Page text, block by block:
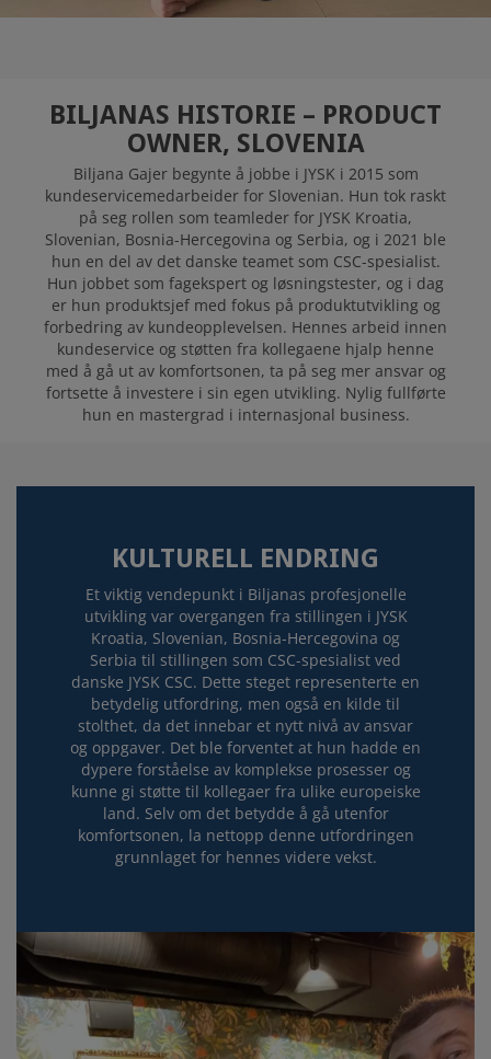
LEDIGE STILLINGER
BILJANAS HISTORIE – PRODUCT
OWNER, SLOVENIA
Biljana Gajer begynte å jobbe i JYSK i 2015 som
kundeservicemedarbeider for Slovenian. Hun tok raskt
på seg rollen som teamleder for JYSK Kroatia,
Slovenian, Bosnia-Hercegovina og Serbia, og i 2021 ble
hun en del av det danske teamet som CSC-spesialist.
Hun jobbet som fagekspert og løsningstester, og i dag
er hun produktsjef med fokus på produktutvikling og
forbedring av kundeopplevelsen. Hennes arbeid innen
kundeservice og støtten fra kollegaene hjalp henne
med å gå ut av komfortsonen, ta på seg mer ansvar og
fortsette å investere i sin egen utvikling. Nylig fullførte
hun en mastergrad i internasjonal business.
KULTURELL ENDRING
Et viktig vendepunkt i Biljanas profesjonelle
utvikling var overgangen fra stillingen i JYSK
Kroatia, Slovenian, Bosnia-Hercegovina og
Serbia til stillingen som CSC-spesialist ved
danske JYSK CSC. Dette steget representerte en
betydelig utfordring, men også en kilde til
stolthet, da det innebar et nytt nivå av ansvar
og oppgaver. Det ble forventet at hun hadde en
dypere forståelse av komplekse prosesser og
kunne gi støtte til kollegaer fra ulike europeiske
land. Selv om det betydde å gå utenfor
komfortsonen, la nettopp denne utfordringen
grunnlaget for hennes videre vekst.